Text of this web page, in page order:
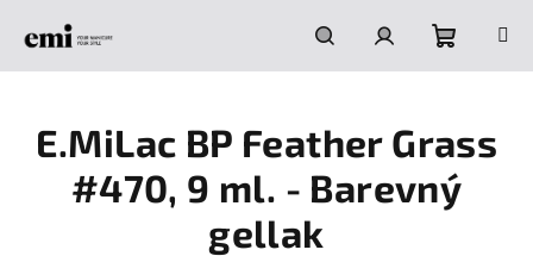
HledatPřihlášeníNákupní
košík
E.MiLac BP Feather Grass
#470, 9 ml. - Barevný
gellak